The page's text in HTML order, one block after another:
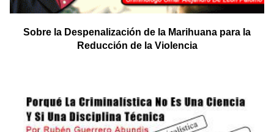
Sobre la Despenalización de la Marihuana para la
Reducción de la Violencia